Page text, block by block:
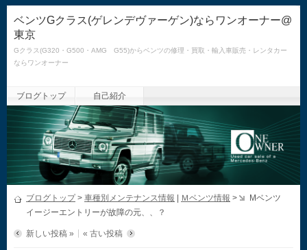
ベンツGクラス(ゲレンデヴァーゲン)ならワンオーナー@
東京
Gクラス(G320・G500・AMG G55)からベンツの修理・買取・輸入車販売・レンタカー
ならワンオーナー
ブログトップ 自己紹介
ブログトップ> 車種別メンテナンス情報 Ｍベンツ情報 >
Mベンツ
イージーエントリーが故障の元、、？
新しい投稿 » « 古い投稿